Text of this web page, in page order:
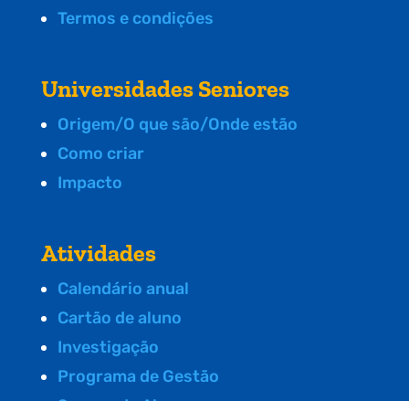
Termos e condições
Universidades Seniores
Origem/O que são/Onde estão
Como criar
Impacto
Atividades
Calendário anual
Cartão de aluno
Investigação
Programa de Gestão